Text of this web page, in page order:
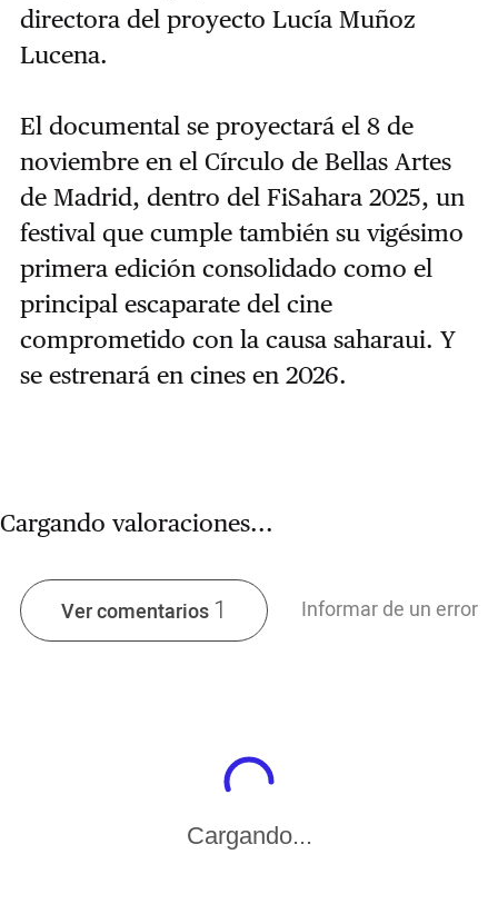
directora del proyecto Lucía Muñoz
Lucena.
El documental se proyectará el 8 de
noviembre en el Círculo de Bellas Artes
de Madrid, dentro del FiSahara 2025, un
festival que cumple también su vigésimo
primera edición consolidado como el
principal escaparate del cine
comprometido con la causa saharaui. Y
se estrenaráen cines en 2026.
Cargando valoraciones...
Ver comentarios 1 Informar de un error
Cargando...